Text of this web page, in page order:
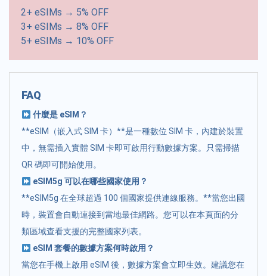
2+ eSIMs → 5% OFF
3+ eSIMs → 8% OFF
5+ eSIMs → 10% OFF
FAQ
什麼是 eSIM？
**eSIM（嵌入式 SIM 卡）**是一種數位 SIM 卡，內建於裝置
中，無需插入實體 SIM 卡即可啟用行動數據方案。只需掃描
QR 碼即可開始使用。
eSIM5g 可以在哪些國家使用？
**eSIM5g 在全球超過 100 個國家提供連線服務。**當您出國
時，裝置會自動連接到當地最佳網路。您可以在本頁面的分
類區域查看支援的完整國家列表。
eSIM 套餐的數據方案何時啟用？
當您在手機上啟用 eSIM 後，數據方案會立即生效。建議您在